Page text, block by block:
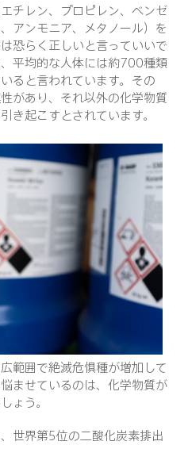
チレン、プロピレン、ベンゼ
アンモニア、メタノール）を
恐らく正しいと言っていいで
平均的な人体には約700種類
ると言われています。その
があり、それ以外の化学物質
き起こすとされています。
範囲で絶滅危惧種が増加して
ませているのは、化学物質が
ょう。
世界第5位の二酸化炭素排出